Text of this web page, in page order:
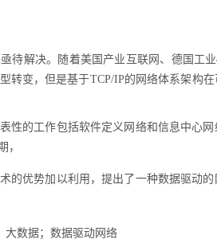
待解决。随着美国产业互联网、德国工
转变，但是基于TCP/IP的网络体系架构
性的工作包括软件定义网络和信息中心
，
的优势加以利用，提出了一种数据驱动
大数据；数据驱动网络